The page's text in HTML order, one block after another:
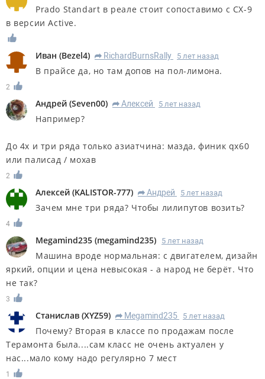
Prado Standart в реале стоит сопоставимо с CX-9
в версии Active.
Иван (Bezel4) R RichardBurnsRally 5 лет назад
В прайсе да, но там допов на пол-лимона.
2
Андрей (Seven00) R Алексей 5 лет назад
Например?
До 4х и три ряда только азиатчина: мазда, финик qx60
или палисад / мохав
2
Алексей (KALISTOR-777) R Андрей 5 лет назад
Зачем мне три ряда? Чтобы лилипутов возить?
4
Megamind235 (megamind235) 5 лет назад
Машина вроде нормальная: с двигателем, дизайн
яркий, опции и цена невысокая - а народ не берёт. Что
не так?
3
Станислав (XYZ59) R Megamind235 5 лет назад
Почему? Вторая в классе по продажам после
Терамонта была....сам класс не очень актуален у
нас...мало кому надо регулярно 7 мест
1